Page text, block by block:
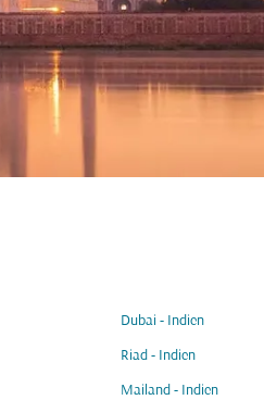
Dubai - Indien
Riad - Indien
Mailand - Indien